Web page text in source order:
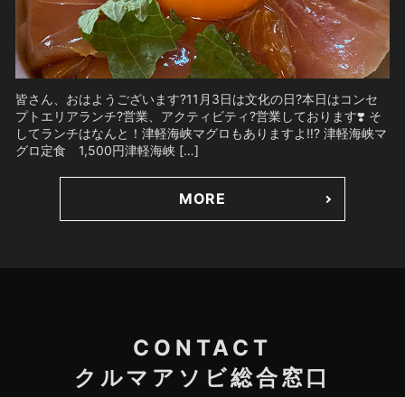
皆さん、おはようございます?11月3日は文化の日?本日はコンセ
プトエリアランチ?営業、アクティビティ?営業しております❣️ そ
してランチはなんと！津軽海峡マグロもありますよ‼️? 津軽海峡マ
グロ定食 1,500円津軽海峡 […]
MORE
CONTACT
クルマアソビ総合窓口